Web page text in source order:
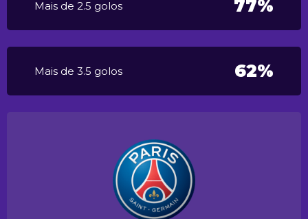
Mais de 2.5 golos 77%
Mais de 3.5 golos 62%